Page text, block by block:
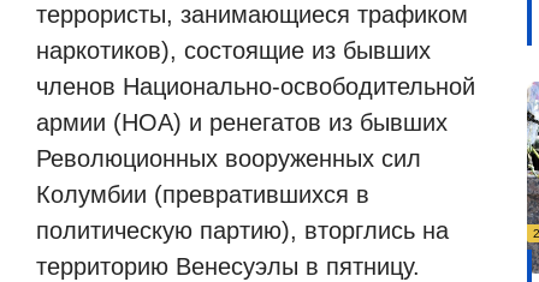
террористы, занимающиеся трафиком
наркотиков), состоящие из бывших
членов Национально-освободительной
армии (НОА) и ренегатов из бывших
Революционных вооруженных сил
Колумбии (превратившихся в
политическую партию), вторглись на
территорию Венесуэлы в пятницу.